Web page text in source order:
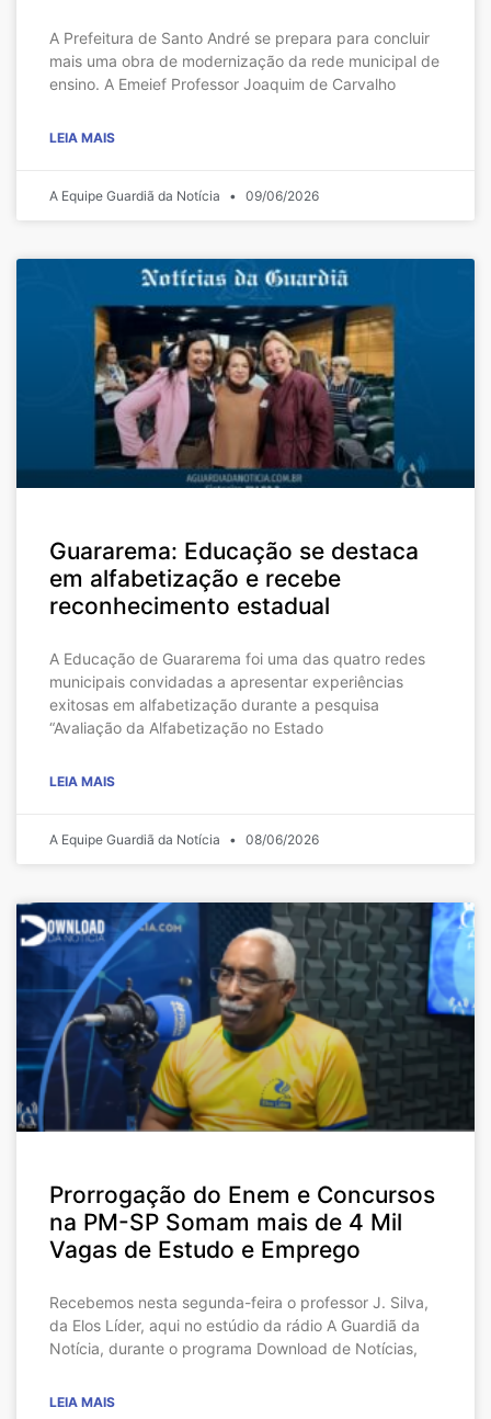
A Prefeitura de Santo André se prepara para concluir
mais uma obra de modernização da rede municipal de
ensino. A Emeief Professor Joaquim de Carvalho
LEIA MAIS
A Equipe Guardiã da Notícia 09/06/2026
Guararema: Educação se destaca
em alfabetização e recebe
reconhecimento estadual
A Educação de Guararema foi uma das quatro redes
municipais convidadas a apresentar experiências
exitosas em alfabetização durante a pesquisa
“Avaliação da Alfabetização no Estado
LEIA MAIS
A Equipe Guardiã da Notícia 08/06/2026
Prorrogação do Enem e Concursos
na PM-SP Somam mais de 4 Mil
Vagas de Estudo e Emprego
Recebemos nesta segunda-feira o professor J. Silva,
da Elos Líder, aqui no estúdio da rádio A Guardiã da
Notícia, durante o programa Download de Notícias,
LEIA MAIS